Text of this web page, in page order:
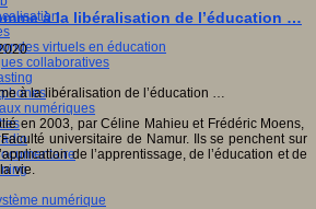
virtuels en éducation
collaboratives
numériques
numérique
à la libéralisation de l’éducation …
en 2003, par Céline Mahieu et Frédéric Moens,
universitaire de Namur. Ils se penchent sur
de l’apprentissage, de l’éducation et de
vie.